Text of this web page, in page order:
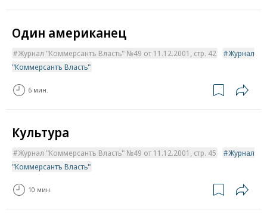
Один американец
Журнал "Коммерсантъ Власть" №49 от 11.12.2001, стр. 42
Журнал
"Коммерсантъ Власть"
6 мин.
Культура
Журнал "Коммерсантъ Власть" №49 от 11.12.2001, стр. 45
Журнал
"Коммерсантъ Власть"
10 мин.